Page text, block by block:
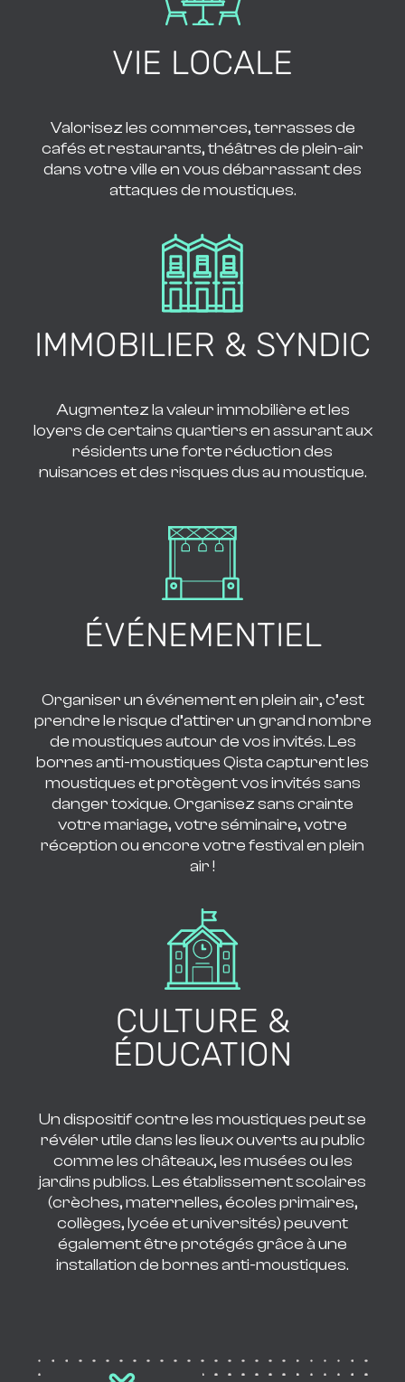
VIE LOCALE
Valorisez les commerces, terrasses de
cafés et restaurants, théâtres de plein-air
dans votre ville en vous débarrassant des
attaques de moustiques.
IMMOBILIER & SYNDIC
Augmentez la valeur immobilière et les
loyers de certains quartiers en assurant aux
résidents une forte réduction des
nuisances et des risques dus au moustique.
ÉVÉNEMENTIEL
Organiser un événement en plein air, c’est
prendre le risque d’attirer un grand nombre
de moustiques autour de vos invités. Les
bornes anti-moustiques Qista capturent les
moustiques et protègent vos invités sans
danger toxique. Organisez sans crainte
votre mariage, votre séminaire, votre
réception ou encore votre festival en plein
air !
CULTURE &
ÉDUCATION
Un dispositif contre les moustiques peut se
révéler utile dans les lieux ouverts au public
comme les châteaux, les musées ou les
jardins publics. Les établissement scolaires
(crèches, maternelles, écoles primaires,
collèges, lycée et universités) peuvent
également être protégés grâce à une
installation de bornes anti-moustiques.